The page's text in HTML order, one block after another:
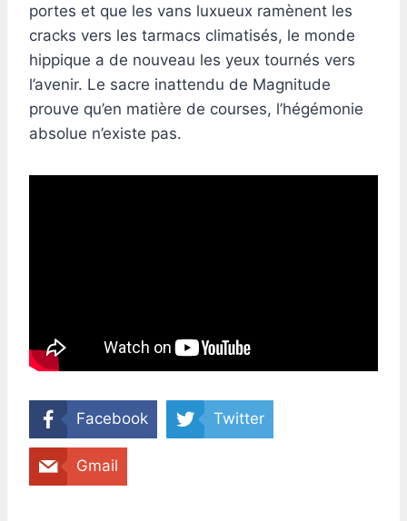
portes et que les vans luxueux ramènent les
cracks vers les tarmacs climatisés, le monde
hippique a de nouveau les yeux tournés vers
l’avenir. Le sacre inattendu de Magnitude
prouve qu’en matière de courses, l’hégémonie
absolue n’existe pas.
Facebook Twitter
Gmail